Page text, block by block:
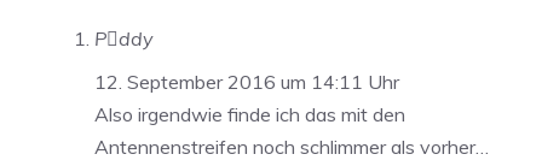
Pddy
12. September 2016 um 14:11 Uhr
Also irgendwie finde ich das mit den
Antennenstreifen noch schlimmer als vorher…